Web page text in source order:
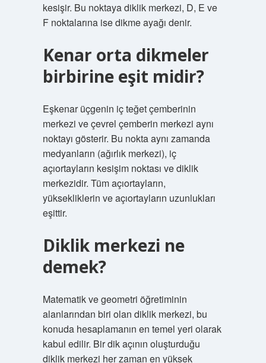
kesişir. Bu noktaya diklik merkezi, D, E ve
F noktalarına ise dikme ayağı denir.
Kenar orta dikmeler
birbirine eşit midir?
Eşkenar üçgenin iç teğet çemberinin
merkezi ve çevrel çemberin merkezi aynı
noktayı gösterir. Bu nokta aynı zamanda
medyanların (ağırlık merkezi), iç
açıortayların kesişim noktası ve diklik
merkezidir. Tüm açıortayların,
yüksekliklerin ve açıortayların uzunlukları
eşittir.
Diklik merkezi ne
demek?
Matematik ve geometri öğretiminin
alanlarından biri olan diklik merkezi, bu
konuda hesaplamanın en temel yeri olarak
kabul edilir. Bir dik açının oluşturduğu
diklik merkezi her zaman en yüksek